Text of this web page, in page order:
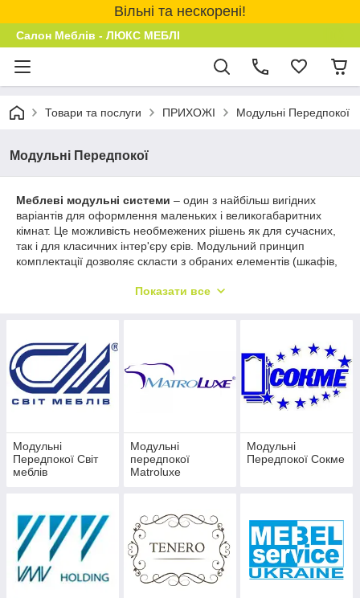
Вільні та нескорені!
Салон Меблів - ЛЮКС МЕБЛІ
Товари та послуги ПРИХОЖІ Модульні Передпокої
Модульні Передпокої
Меблеві модульні системи – один з найбільш вигідних
варіантів для оформлення маленьких і великогабаритних
кімнат. Це можливість необмежених рішень як для сучасних,
так і для класичних інтер'єру єрів. Модульний принцип
комплектації дозволяє скласти з обраних елементів (шкафів,
створюючи максимально комфортну для себе обстановку.
корисної площі в кімнаті. Меблі модульного типу дозволяють
змінювати і оновлювати інтер'єр по бажанню, не витрачаючи
на це кошти. Підходять модульні системи для вітальні,
дитячих, спалень та інших кімнат.
Показати все
Модульні
Передпокої Світ
меблів
Модульні
передпокої
Matroluxe
Модульні
Передпокої Сокме